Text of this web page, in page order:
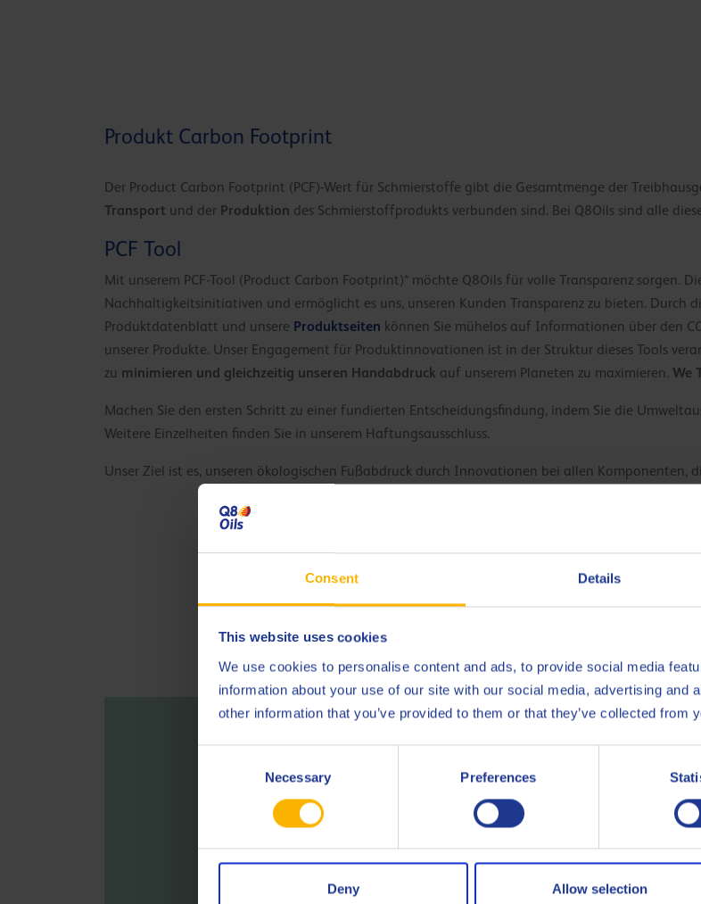
Consent Details
This website uses cookies
We use cookies to personalise content and ads, to provide social media
information about your use of our site with our social media, advertising and
other information that you’ve provided to them or that they’ve collected from
Necessary Preferences
Deny Allow selection
Produkt Carbon Footprint
Der Product Carbon Footprint (PCF)-Wert für Schmierstoffe gibt die Gesamtmenge der
Transport und der Produktion des Schmierstoffprodukts verbunden sind. Bei Q8Oils sind alle
PCF Tool
Mit unserem PCF-Tool (Product Carbon Footprint)* möchte Q8Oils für volle Transparenz sorgen.
Nachhaltigkeitsinitiativen und ermöglicht es uns, unseren Kunden Transparenz zu bieten. Durch
Produktdatenblatt und unsere Produktseiten können Sie mühelos auf Informationen über den
unserer Produkte. Unser Engagement für Produktinnovationen ist in der Struktur dieses Tools
zu minimieren und gleichzeitig unseren Handabdruck auf unserem Planeten zu maximieren. We
Machen Sie den ersten Schritt zu einer fundierten Entscheidungsfindung, indem Sie die
Weitere Einzelheiten finden Sie in unserem Haftungsausschluss.
Unser Ziel ist es, unseren ökologischen Fußabdruck durch Innovationen bei allen Komponenten,